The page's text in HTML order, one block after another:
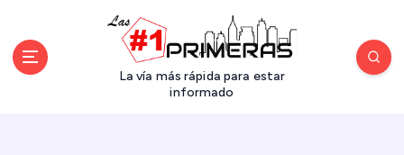
La vía más rápida para estar
informado